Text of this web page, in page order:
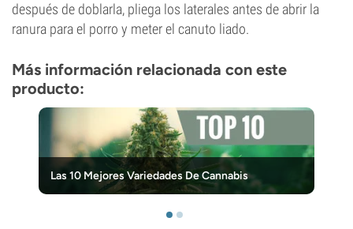
después de doblarla, pliega los laterales antes de abrir la
ranura para el porro y meter el canuto liado.
Más información relacionada con este
producto:
Las 10 Mejores Variedades De Cannabis